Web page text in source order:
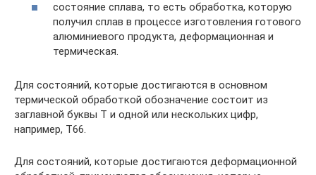
состояние сплава, то есть обработка, которую
получил сплав в процессе изготовления готового
алюминиевого продукта, деформационная и
термическая.
Для состояний, которые достигаются в основном
термической обработкой обозначение состоит из
заглавной буквы Т и одной или нескольких цифр,
например, Т66.
Для состояний, которые достигаются деформационной